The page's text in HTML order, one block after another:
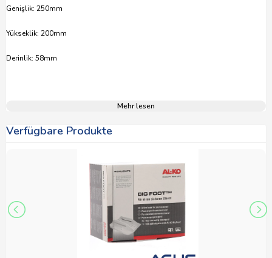
Genişlik: 250mm
Yükseklik: 200mm
Derinlik: 58mm
Mehr lesen
Verfügbare Produkte